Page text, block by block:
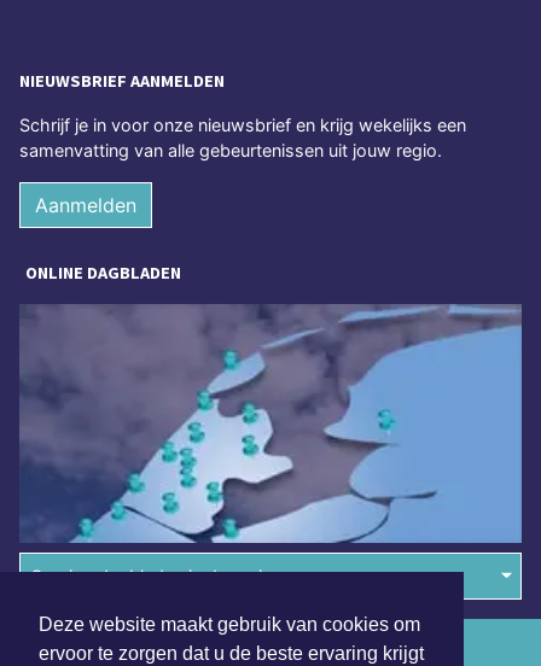
Deze website maakt gebruik van cookies om
ervoor te zorgen dat u de beste ervaring krijgt
NIEUWSBRIEF AANMELDEN
Schrijf je in voor onze nieuwsbrief en krijg wekelijks een
samenvatting van alle gebeurtenissen uit jouw regio.
Aanmelden
ONLINE DAGBLADEN
Overige dagbladen in de regio
Algemene voorwaarden